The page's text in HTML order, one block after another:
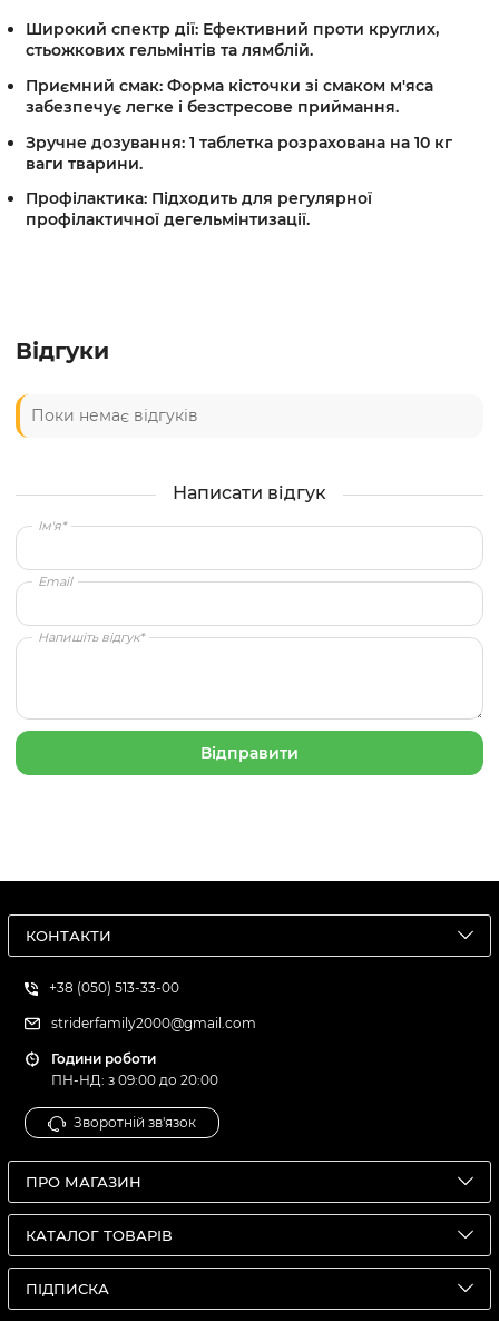
Широкий спектр дії: Ефективний проти круглих,
стьожкових гельмінтів та лямблій.
Приємний смак: Форма кісточки зі смаком м'яса
забезпечує легке і безстресове приймання.
Зручне дозування: 1 таблетка розрахована на 10 кг
ваги тварини.
Профілактика: Підходить для регулярної
профілактичної дегельмінтизації.
Відгуки
Поки немає відгуків
Написати відгук
Ім'я*
Email
Напишіть відгук*
КОНТАКТИ
+38 (050) 513-33-00
striderfamily2000@gmail.com
Години роботи
ПН-НД: з 09:00 до 20:00
Зворотній зв'язок
ПРО МАГАЗИН
КАТАЛОГ ТОВАРІВ
ПІДПИСКА